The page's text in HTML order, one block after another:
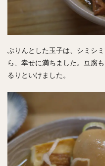
ぶりんとした玉子は、シミシ
ら、幸せに満ちました。豆腐
るりといけました。